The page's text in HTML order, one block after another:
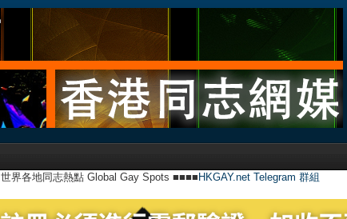
世界各地同志熱點 Global Gay Spots ■■■■ HKGAY.net Telegram 群組